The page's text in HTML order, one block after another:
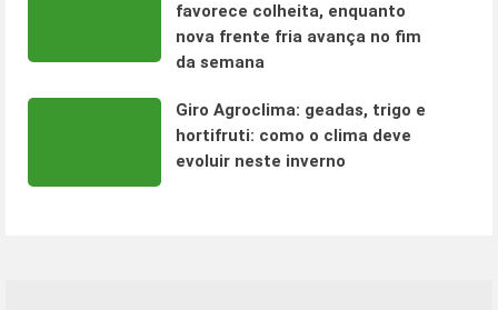
favorece colheita, enquanto
nova frente fria avança no fim
da semana
Giro Agroclima: geadas, trigo e
hortifruti: como o clima deve
evoluir neste inverno